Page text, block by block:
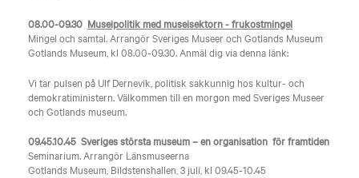
08.00-09.30 Museipolitik med museisektorn - frukostmingel
Mingel och samtal. Arrangör Sveriges Museer och Gotlands Museum
Gotlands Museum, kl 08.00-09.30. Anmäl dig via denna länk:
Vi tar pulsen på Ulf Dernevik, politisk sakkunnig hos kultur- och
demokratiministern. Välkommen till en morgon med Sveriges Museer
och Gotlands museum.
09.45.10.45 Sveriges största museum – en organisation för framtiden
Seminarium. Arrangör Länsmuseerna
Gotlands Museum, Bildstenshallen, 3 juli, kl 09.45-10.45